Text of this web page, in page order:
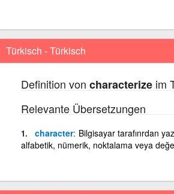
Türkisch - Türkisch
Definition von characterizeim
Relevante Übersetzungen
character Bilgisayar tarafınrdan
alfabetik, nümerik, noktalama veya